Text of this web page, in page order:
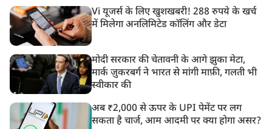
Vi यूजर्स के लिए खुशखबरी! 288 रुपये के खर्च
में मिलेगा अनलिमिटेड कॉलिंग और डेटा
मोदी सरकार की चेतावनी के आगे झुका मेटा,
मार्क ज़ुकरबर्ग ने भारत से मांगी माफ़ी, गलती भी
स्वीकार की
अब ₹2,000 से ऊपर के UPI पेमेंट पर लग
सकता है चार्ज, आम आदमी पर क्या होगा असर?